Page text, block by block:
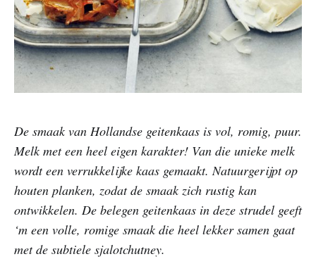
De smaak van Hollandse geitenkaas is vol, romig, puur.
Melk met een heel eigen karakter! Van die unieke melk
wordt een verrukkelijke kaas gemaakt. Natuurgerijpt op
houten planken, zodat de smaak zich rustig kan
ontwikkelen. De belegen geitenkaas in deze strudel geeft
‘m een volle, romige smaak die heel lekker samen gaat
met de subtiele sjalotchutney.